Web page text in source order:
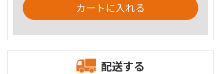
カートに入れる
配送する